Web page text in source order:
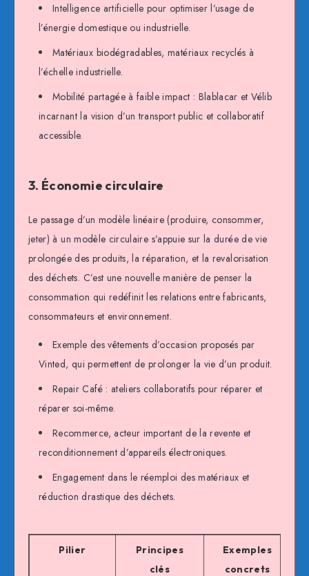
Intelligence artificielle pour optimiser l’usage de
l’énergie domestique ou industrielle.
Matériaux biodégradables, matériaux recyclés à
l’échelle industrielle.
Mobilité partagée à faible impact : Blablacar et Vélib
incarnant la vision d’un transport public et collaboratif
accessible.
3. Économie circulaire
Le passage d’un modèle linéaire (produire, consommer,
jeter) à un modèle circulaire s’appuie sur la durée de vie
prolongée des produits, la réparation, et la revalorisation
des déchets. C’est une nouvelle manière de penser la
consommation qui redéfinit les relations entre fabricants,
consommateurs et environnement.
Exemple des vêtements d’occasion proposés par
Vinted, qui permettent de prolonger la vie d’un produit.
Repair Café : ateliers collaboratifs pour réparer et
réparer soi-même.
Recommerce, acteur important de la revente et
reconditionnement d’appareils électroniques.
Engagement dans le réemploi des matériaux et
réduction drastique des déchets.
Pilier
Principes
clés
Exemples
concrets